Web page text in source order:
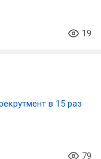
19
в 15 раз
79